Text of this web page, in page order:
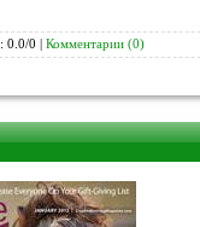
0.0/0 | Комментарии (0)